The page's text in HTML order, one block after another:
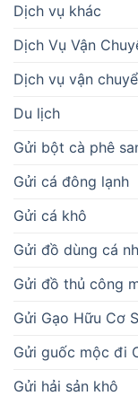
Dịch vụ khác
Dịch Vụ Vận
Dịch vụ vận
Du lịch
Gửi bột cà phê
Gửi cá đông lạnh
Gửi cá khô
Gửi đồ dùng cá
Gửi đồ thủ công
Gửi Gạo Hữu Cơ
Gửi guốc mộc đi
Gửi hải sản khô